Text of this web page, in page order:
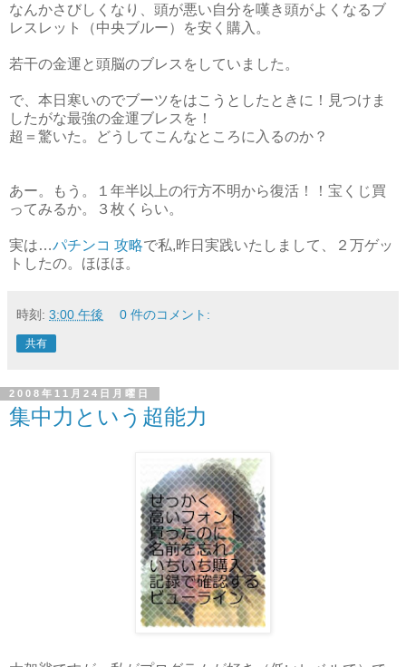
なんかさびしくなり、頭が悪い自分を嘆き頭がよくなるブ
レスレット（中央ブルー）を安く購入。
若干の金運と頭脳のブレスをしていました。
で、本日寒いのでブーツをはこうとしたときに！見つけま
したがな最強の金運ブレスを！
超＝驚いた。どうしてこんなところに入るのか？
あー。もう。１年半以上の行方不明から復活！！宝くじ買
ってみるか。３枚くらい。
実は…パチンコ 攻略で私,昨日実践いたしまして、２万ゲッ
トしたの。ほほほ。
時刻: 3:00 午後 0 件のコメント:
共有
2008年11月24日月曜日
集中力という超能力